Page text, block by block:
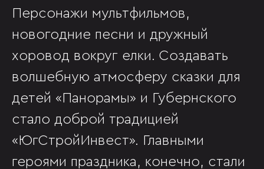
Персонажи мультфильмов,
новогодние песни и дружный
хоровод вокруг елки. Создавать
волшебную атмосферу сказки для
детей «Панорамы» и Губернского
стало доброй традицией
«ЮгСтройИнвест». Главными
героями праздника, конечно, стали